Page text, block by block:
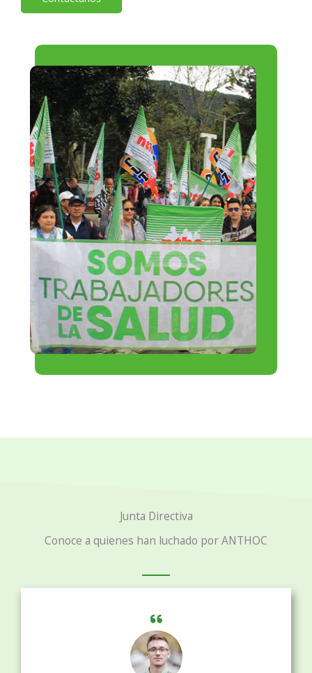
Junta Directiva
Conoce a quienes han luchado por ANTHOC